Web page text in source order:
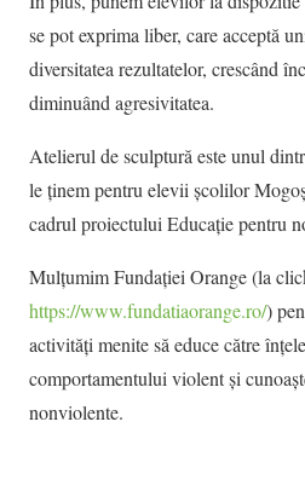
se pot exprima liber, care acceptă
diversitatea rezultatelor, crescând
diminuând agresivitatea.
Atelierul de sculptură este unul
le ținem pentru elevii școlilor
cadrul proiectului Educație pentru
Mulțumim Fundației Orange (la
https://www.fundatiaorange.ro/)
activități menite să educe către
comportamentului violent și
nonviolente.